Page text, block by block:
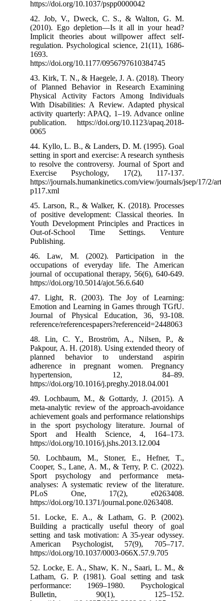
42. Job, V.,
(2010). Ego
Implicit
regulation.
43. Kirk, T. N.,
of Planned
Physical
With
activity
publication.
44. Kyllo, L.
setting in sport
to resolve the
Exercise
https://
45. Larson,
of positive
Youth
Out-of-
46. Law,
occupations
journal of
47. Light, R.
Emotion and
Journal of
reference/
48. Lin, C.
Pakpour, A. H.
planned
adherence in
49.
meta-analytic
achievement
in the sport
Sport and
50.
Cooper, S.,
Sport
analyses: A
PLoS
https://doi.org/
51. Locke,
Building a
setting and
American
52. Locke, E.
Latham, G.